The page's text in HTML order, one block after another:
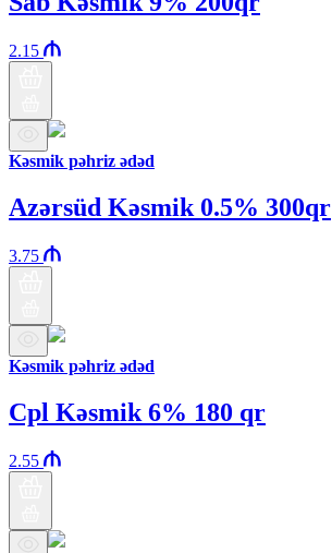
2.15
Kəsmik pəhriz ədəd
Azərsüd Kəsmik 0.5% 300qr
3.75
Kəsmik pəhriz ədəd
Cpl Kəsmik 6% 180 qr
2.55